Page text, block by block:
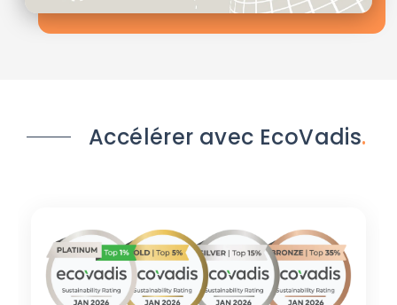
Accélérer avec EcoVadis.